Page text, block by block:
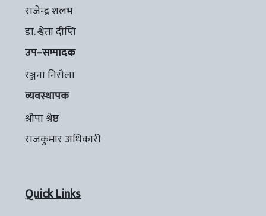
राजेन्द्र शलभ
डा. श्वेता दीप्ति
उप–सम्पादक
रञ्जना निरौला
व्यवस्थापक
श्रीपा श्रेष्ठ
राजकुमार अधिकारी
Quick Links